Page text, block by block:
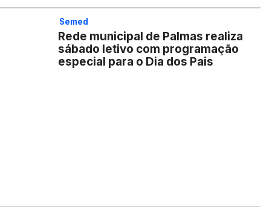
Semed
Rede municipal de Palmas realiza
sábado letivo com programação
especial para o Dia dos Pais